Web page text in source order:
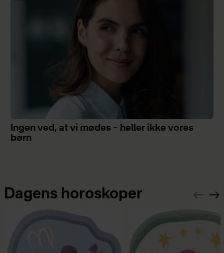
Ingen ved, at vi mødes – heller ikke vores
børn
Dagens horoskoper